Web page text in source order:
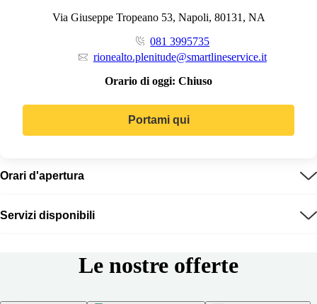
Via Giuseppe Tropeano 53, Napoli, 80131, NA
081 3995735
rionealto.plenitude@smartlineservice.it
Orario di oggi: Chiuso
Portami qui
Orari d'apertura
Servizi disponibili
Le nostre offerte